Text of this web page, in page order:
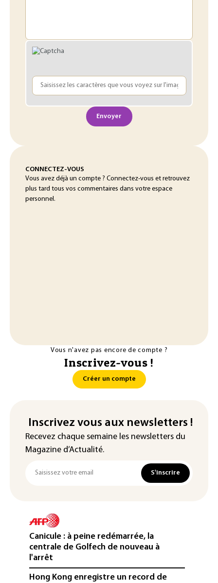
Envoyer
CONNECTEZ-VOUS
Vous avez déjà un compte ? Connectez-vous et retrouvez
plus tard tous vos commentaires dans votre espace
personnel.
Vous n'avez pas encore de compte ?
Inscrivez-vous !
Créer un compte
Inscrivez vous aux newsletters !
Recevez chaque semaine les newsletters du
Magazine d’Actualité.
S'inscrire
Canicule : à peine redémarrée, la
centrale de Golfech de nouveau à
l'arrêt
Hong Kong enregistre un record de